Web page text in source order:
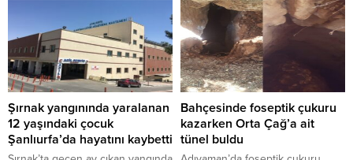
Şırnak yangınında yaralanan
12 yaşındaki çocuk
Şanlıurfa’da hayatını kaybetti
Bahçesinde foseptik çukuru
kazarken Orta Çağ’a ait
tünel buldu